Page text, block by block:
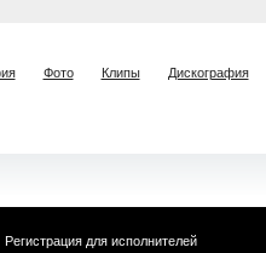
Фото Клипы Дискография
Регистрация для исполнителей